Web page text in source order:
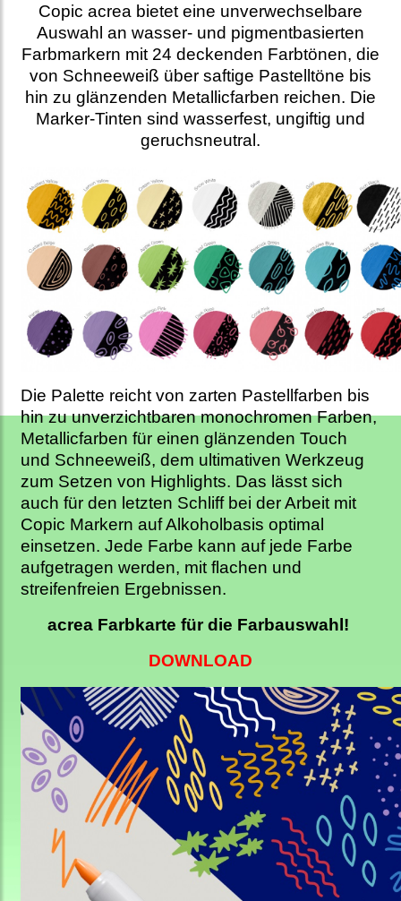
Copic acrea bietet eine unverwechselbare
Auswahl an wasser- und pigmentbasierten
Farbmarkern mit 24 deckenden Farbtönen, die
von Schneeweiß über saftige Pastelltöne bis
hin zu glänzenden Metallicfarben reichen. Die
Marker-Tinten sind wasserfest, ungiftig und
geruchsneutral.
Die Palette reicht von zarten Pastellfarben bis
hin zu unverzichtbaren monochromen Farben,
Metallicfarben für einen glänzenden Touch
und Schneeweiß, dem ultimativen Werkzeug
zum Setzen von Highlights. Das lässt sich
auch für den letzten Schliff bei der Arbeit mit
Copic Markern auf Alkoholbasis optimal
einsetzen. Jede Farbe kann auf jede Farbe
aufgetragen werden, mit flachen und
streifenfreien Ergebnissen.
acrea Farbkarte für die Farbauswahl!
DOWNLOAD